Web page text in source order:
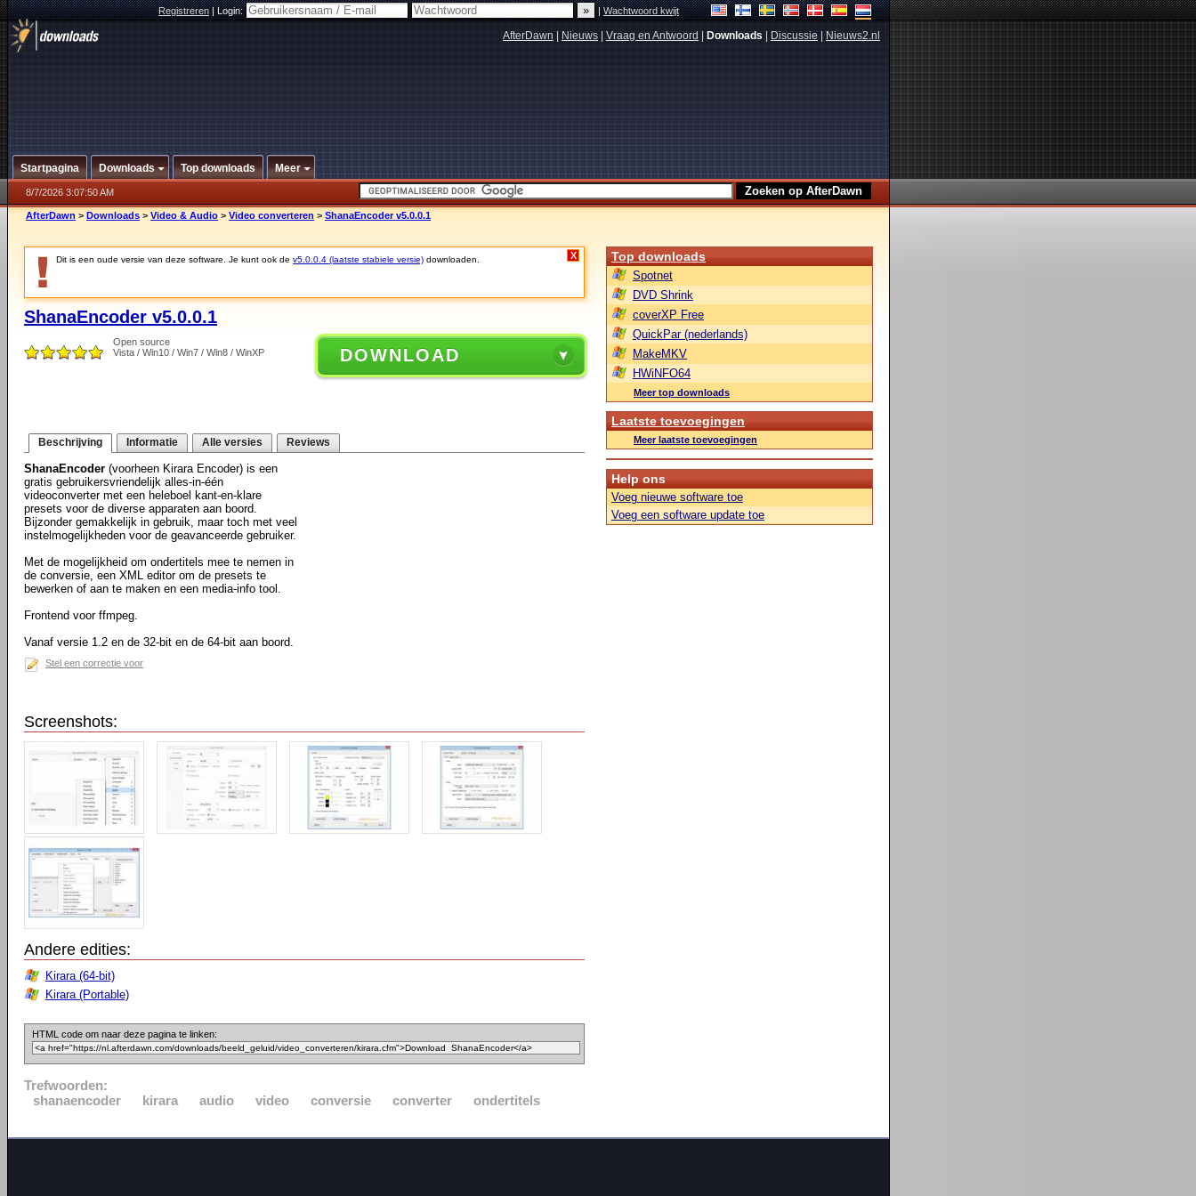
Registreren|Login: |Wachtwoord kwijt
AfterDawn Nieuws Vraag en Antwoord Downloads Discussie Nieuws2.nl
Startpagina Downloads Top downloads Meer
8/7/2026 3:07:50 AM
AfterDawn > Downloads > Video & Audio > Video converteren > ShanaEncoder v5.0.0.1
Dit is een oude versie van deze software. Je kunt ook de v5.0.0.4 (laatste stabiele versie) downloaden. X
ShanaEncoder v5.0.0.1
Open source
Vista / Win10 / Win7 / Win8 / WinXP
DOWNLOAD
Beschrijving Informatie Alle versies Reviews
ShanaEncoder (voorheen Kirara Encoder) is een
gratis gebruikersvriendelijk alles-in-één
videoconverter met een heleboel kant-en-klare
presets voor de diverse apparaten aan boord.
Bijzonder gemakkelijk in gebruik, maar toch met veel
instelmogelijkheden voor de geavanceerde gebruiker.
Met de mogelijkheid om ondertitels mee te nemen in
de conversie, een XML editor om de presets te
bewerken of aan te maken en een media-info tool.
Frontend voor ffmpeg.
Vanaf versie 1.2 en de 32-bit en de 64-bit aan boord.
Stel een correctie voor
Screenshots:
Andere edities:
Kirara (64-bit)
Kirara (Portable)
HTML code om naar deze pagina te linken:
Trefwoorden:
shanaencoder
kirara audio video conversie converter ondertitels
Top downloads
Spotnet
DVD Shrink
coverXP Free
QuickPar (nederlands)
MakeMKV
HWiNFO64
Meer top downloads
Laatste toevoegingen
Meer laatste toevoegingen
Help ons
Voeg nieuwe software toe
Voeg een software update toe